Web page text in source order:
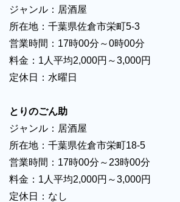
ジャンル：居酒屋
所在地：千葉県佐倉市栄町5-3
営業時間：17時00分～0時00分
料金：1人平均2,000円～3,000円
定休日：水曜日
とりのごん助
ジャンル：居酒屋
所在地：千葉県佐倉市栄町18-5
営業時間：17時00分～23時00分
料金：1人平均2,000円～3,000円
定休日：なし